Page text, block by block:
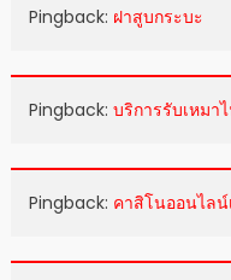
Pingback: ฝาสูบกระบะ
Pingback: บริการรับเหมา
Pingback: คาสิโนออนไลน์